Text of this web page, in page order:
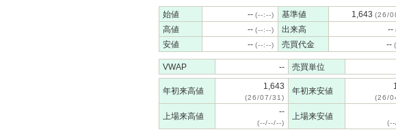
始値 -- (--:--) 基準値 1,643 (26/
高値 -- (--:--) 出来高 --
安値 -- (--:--) 売買代金 --
VWAP -- 売買単位
年初来高値 1,643
(26/07/31)
年初来安値
(26/
上場来高値 --
(--/--/--)
上場来安値